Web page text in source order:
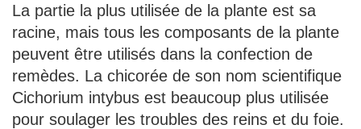
La partie la plus utilisée de la plante est sa
racine, mais tous les composants de la plante
peuvent être utilisés dans la confection de
remèdes. La chicorée de son nom scientifique
Cichorium intybus est beaucoup plus utilisée
pour soulager les troubles des reins et du foie.